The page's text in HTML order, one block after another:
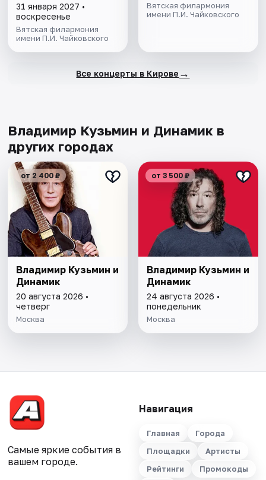
31 января 2027 •
воскресенье
Вятская филармония
имени П.И. Чайковского
Вятская филармония
имени П.И. Чайковского
Все концерты в Кирове →
Владимир Кузьмин и Динамик в
других городах
от 2 400 ₽
Владимир Кузьмин и
Динамик
20 августа 2026 •
четверг
Москва
от 3 500 ₽
Владимир Кузьмин и
Динамик
24 августа 2026 •
понедельник
Москва
Самые яркие события в
вашем городе.
Навигация
Главная
Города
Площадки
Артисты
Рейтинги
Промокоды